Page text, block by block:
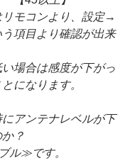
リモコンより、設定→
項目より確認が出来
い場合は感度が下がっ
になります。
アンテナレベルが下
？
ル≫です。